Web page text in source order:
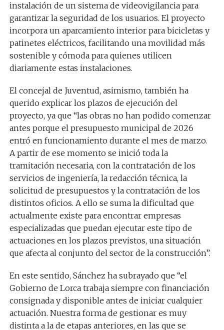
instalación de un sistema de videovigilancia para
garantizar la seguridad de los usuarios. El proyecto
incorpora un aparcamiento interior para bicicletas y
patinetes eléctricos, facilitando una movilidad más
sostenible y cómoda para quienes utilicen
diariamente estas instalaciones.
El concejal de Juventud, asimismo, también ha
querido explicar los plazos de ejecución del
proyecto, ya que “las obras no han podido comenzar
antes porque el presupuesto municipal de 2026
entró en funcionamiento durante el mes de marzo.
A partir de ese momento se inició toda la
tramitación necesaria, con la contratación de los
servicios de ingeniería, la redacción técnica, la
solicitud de presupuestos y la contratación de los
distintos oficios. A ello se suma la dificultad que
actualmente existe para encontrar empresas
especializadas que puedan ejecutar este tipo de
actuaciones en los plazos previstos, una situación
que afecta al conjunto del sector de la construcción”.
En este sentido, Sánchez ha subrayado que “el
Gobierno de Lorca trabaja siempre con financiación
consignada y disponible antes de iniciar cualquier
actuación. Nuestra forma de gestionar es muy
distinta a la de etapas anteriores, en las que se